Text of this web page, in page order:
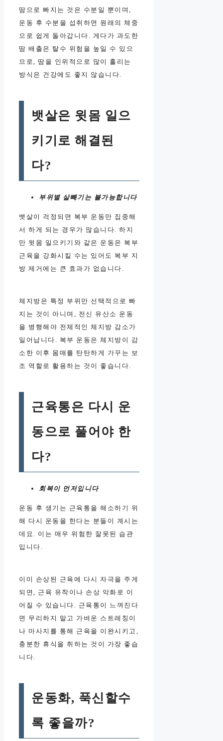
땀으로 빠지는 것은 수분일 뿐이며,
운동 후 수분을 섭취하면 원래의 체중
으로 쉽게 돌아갑니다. 게다가 과도한
땀 배출은 탈수 위험을 높일 수 있으
므로, 땀을 인위적으로 많이 흘리는
방식은 건강에도 좋지 않습니다.
뱃살은 윗몸 일으
키기로 해결된
다?
부위별 살빼기는 불가능합니다
뱃살이 걱정되면 복부 운동만 집중해
서 하게 되는 경우가 많습니다. 하지
만 윗몸 일으키기와 같은 운동은 복부
근육을 강화시킬 수는 있어도 복부 지
방 제거에는 큰 효과가 없습니다.
체지방은 특정 부위만 선택적으로 빠
지는 것이 아니며, 전신 유산소 운동
을 병행해야 전체적인 체지방 감소가
일어납니다. 복부 운동은 체지방이 감
소한 이후 몸매를 탄탄하게 가꾸는 보
조 역할로 활용하는 것이 좋습니다.
근육통은 다시 운
동으로 풀어야 한
다?
회복이 먼저입니다
운동 후 생기는 근육통을 해소하기 위
해 다시 운동을 한다는 분들이 계시는
데요. 이는 매우 위험한 잘못된 습관
입니다.
이미 손상된 근육에 다시 자극을 주게
되면, 근육 유착이나 손상 악화로 이
어질 수 있습니다. 근육통이 느껴진다
면 무리하지 말고 가벼운 스트레칭이
나 마사지를 통해 근육을 이완시키고,
충분한 휴식을 취하는 것이 가장 좋습
니다.
운동화, 푹신할수
록 좋을까?